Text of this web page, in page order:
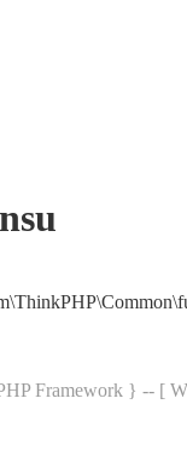
Framework } -- [